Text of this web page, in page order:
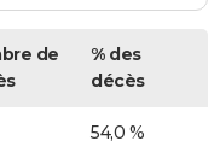
de
% des
décès
54,0 %